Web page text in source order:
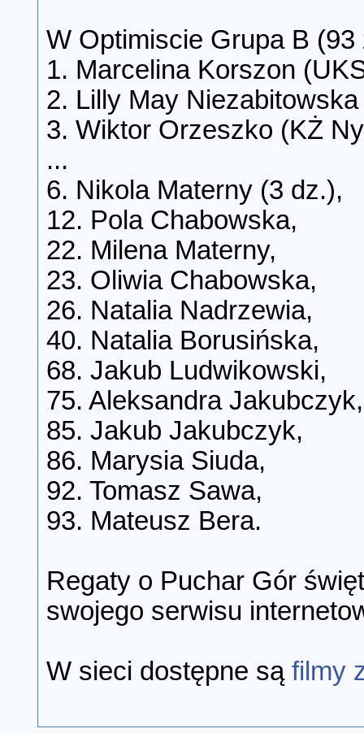
W Optimiscie Grupa B
1. Marcelina Korszon
2. Lilly May
3. Wiktor Orzeszko (KŻ
...
6. Nikola Materny (3 dz.),
12. Pola Chabowska,
22. Milena Materny,
23. Oliwia Chabowska,
26. Natalia Nadrzewia,
40. Natalia Borusińska,
68. Jakub Ludwikowski,
75. Aleksandra Jakubczyk,
85. Jakub Jakubczyk,
86. Marysia Siuda,
92. Tomasz Sawa,
93. Mateusz Bera.
Regaty o Puchar Gór
swojego serwisu
W sieci dostępne są filmy